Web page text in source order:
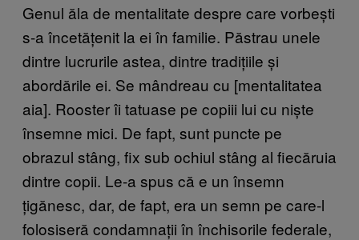
Genul ăla de mentalitate despre care vorbești
s-a încetățenit la ei în familie. Păstrau unele
dintre lucrurile astea, dintre tradițiile și
abordările ei. Se mândreau cu [mentalitatea
aia]. Rooster îi tatuase pe copiii lui cu niște
însemne mici. De fapt, sunt puncte pe
obrazul stâng, fix sub ochiul stâng al fiecăruia
dintre copii. Le-a spus că e un însemn
țigănesc, dar, de fapt, era un semn pe care-l
folosiseră condamnații în închisorile federale,